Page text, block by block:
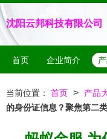
沈阳云邦科技有限公司
首页 企业简介
当前位置： 首页 > 产品
的身份证信息？聚焦第二